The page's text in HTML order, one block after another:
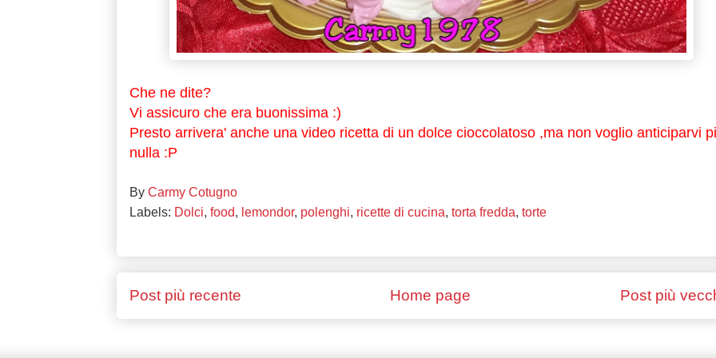
Che ne dite?
Vi assicuro che era buonissima :)
Presto arrivera' anche una video ricetta di un dolce cioccolatoso ,ma non voglio anticiparvi
nulla :P
By Carmy Cotugno
Labels: Dolci, food, lemondor, polenghi, ricette di cucina, torta fredda, torte
Post più recente Post più
Home page